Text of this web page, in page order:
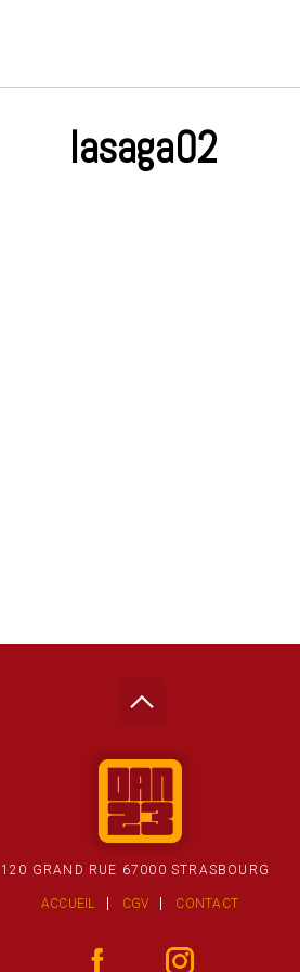
lasaga02
120 GRAND RUE 67000 STRASBOURG
ACCUEIL CGV CONTACT